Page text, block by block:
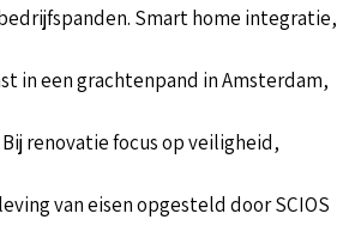
Smart home integratie,
in een grachtenpand in Amsterdam,
renovatie focus op veiligheid,
van eisen opgesteld door SCIOS